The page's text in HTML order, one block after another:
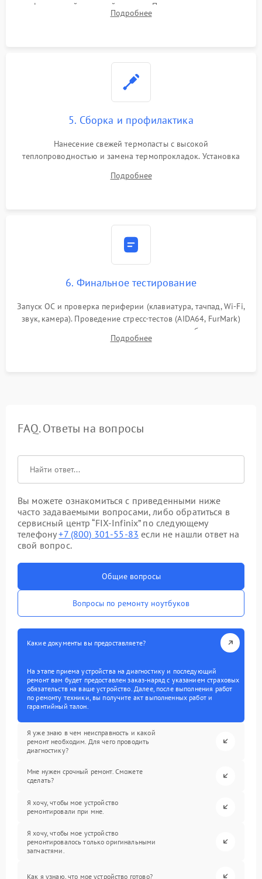
инфракрасной паяльной станции. Прошивка микросхемы
BIOS или замена поврежденных портов USB
Подробнее
5. Сборка и профилактика
Нанесение свежей термопасты с высокой
теплопроводностью и замена термопрокладок. Установка
шлейфов, модулей памяти и накопителей. Предварительная
Подробнее
6. Финальное тестирование
Запуск ОС и проверка периферии (клавиатура, тачпад, Wi-Fi,
звук, камера). Проведение стресс-тестов (AIDA64, FurMark)
для контроля температурного режима и стабильности
системы под пиковой нагрузкой.
Подробнее
FAQ. Ответы на вопросы
Вы можете ознакомиться с приведенными ниже
часто задаваемыми вопросами, либо обратиться в
сервисный центр “FIX-Infinix” по следующему
телефону+7 (800) 301-55-83 если не нашли ответ на
свой вопрос.
Общие вопросы
Вопросы по ремонту ноутбуков
Какие документы вы предоставляете?
На этапе приема устройства на диагностику и последующий
ремонт вам будет предоставлен заказ-наряд с указанием страховых
обязательств на ваше устройство. Далее, после выполнения работ
по ремонту техники, вы получите акт выполненных работ и
гарантийный талон.
Я уже знаю в чем неисправность и какой
ремонт необходим. Для чего проводить
диагностику?
Мне нужен срочный ремонт. Сможете
сделать?
Я хочу, чтобы мое устройство
ремонтировали при мне.
Я хочу, чтобы мое устройство
ремонтировалось только оригинальными
запчастями.
Как я узнаю, что мое устройство готово?